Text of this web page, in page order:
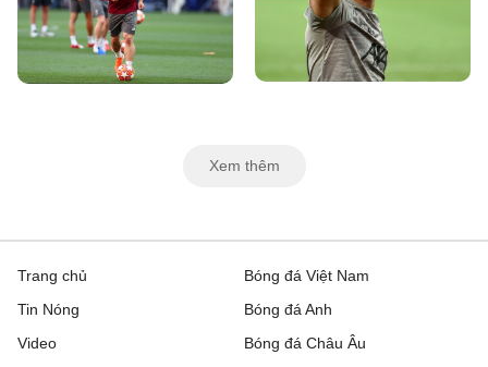
Xem thêm
Trang chủ
Tin Nóng
Video
Bóng đá Việt Nam
Bóng đá Anh
Bóng đá Châu Âu